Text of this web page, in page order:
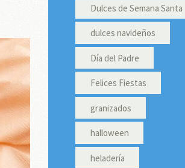
Dulces de Semana Santa
dulces navideños
Día del Padre
Felices Fiestas
granizados
halloween
heladería